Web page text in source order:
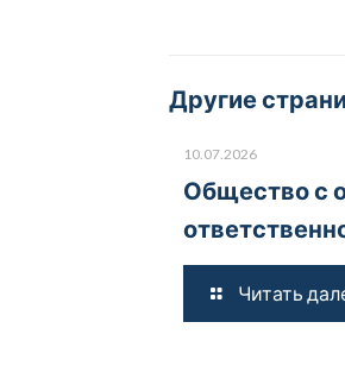
Другие
10.07.2026
Общество с
Читать